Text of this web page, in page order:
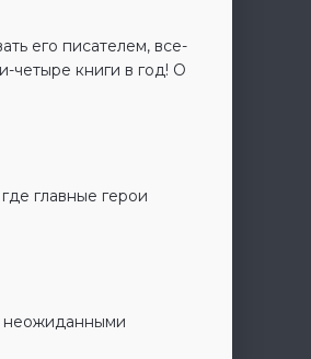
его писателем, все-
четыре книги в год! О
главные герои
неожиданными